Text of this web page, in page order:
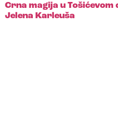
Crna magija u Tošićevom
Jelena Karleuša